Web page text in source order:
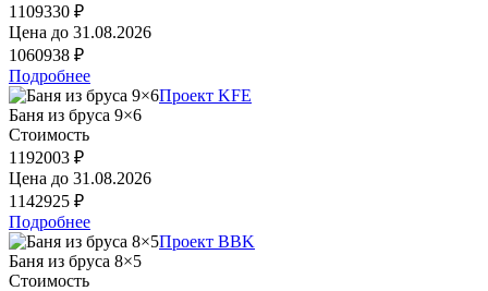
1109330 ₽
Цена до 31.08.2026
1060938 ₽
Подробнее
Проект KFE
Баня из бруса 9×6
Стоимость
1192003 ₽
Цена до 31.08.2026
1142925 ₽
Подробнее
Проект BBK
Баня из бруса 8×5
Стоимость